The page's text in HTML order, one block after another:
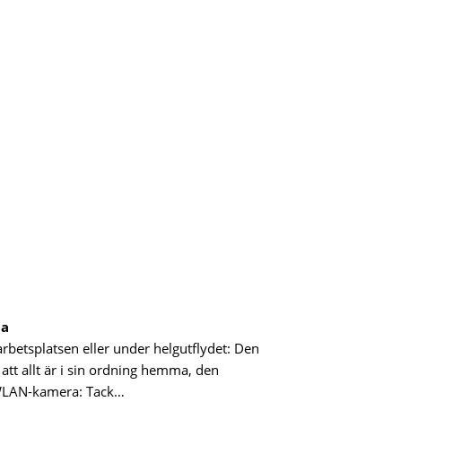
eller under helgutflydet: Den
allt är i sin ordning hemma, den
kamera: Tack…